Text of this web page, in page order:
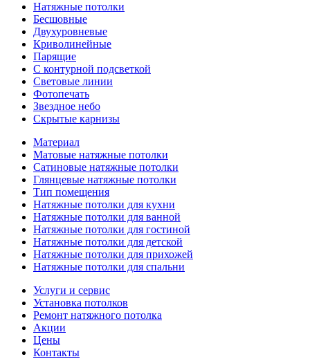
Натяжные потолки
Бесшовные
Двухуровневые
Криволинейные
Парящие
С контурной подсветкой
Световые линии
Фотопечать
Звездное небо
Скрытые карнизы
Материал
Матовые натяжные потолки
Сатиновые натяжные потолки
Глянцевые натяжные потолки
Тип помещения
Натяжные потолки для кухни
Натяжные потолки для ванной
Натяжные потолки для гостиной
Натяжные потолки для детской
Натяжные потолки для прихожей
Натяжные потолки для спальни
Услуги и сервис
Установка потолков
Ремонт натяжного потолка
Акции
Цены
Контакты